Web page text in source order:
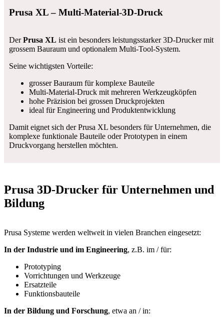
Prusa XL – Multi-Material-3D-Druck
DerPrusa XL ist ein besonders leistungsstarker 3D-Drucker mit
grossem Bauraum und optionalem Multi-Tool-System.
Seine wichtigsten Vorteile:
grosser Bauraum für komplexe Bauteile
Multi-Material-Druck mit mehreren Werkzeugköpfen
hohe Präzision bei grossen Druckprojekten
ideal für Engineering und Produktentwicklung
Damit eignet sich der Prusa XL besonders für Unternehmen, die
komplexe funktionale Bauteile oder Prototypen in einem
Druckvorgang herstellen möchten.
Prusa 3D-Drucker für Unternehmen und
Bildung
Prusa Systeme werden weltweit in vielen Branchen eingesetzt:
In der Industrie und im Engineering, z.B. im / für:
Prototyping
Vorrichtungen und Werkzeuge
Ersatzteile
Funktionsbauteile
In der Bildung und Forschung, etwa an / in: